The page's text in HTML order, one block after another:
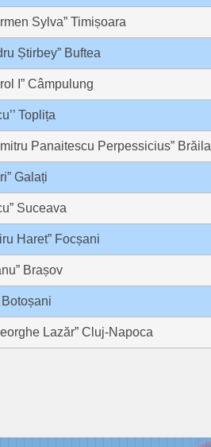
Sylva” Timișoara
Știrbey” Buftea
I” Câmpulung
Toplița
Panaitescu Perpessicius” Brăila
Galați
Suceava
Haret” Focșani
Brașov
Lazăr” Cluj-Napoca